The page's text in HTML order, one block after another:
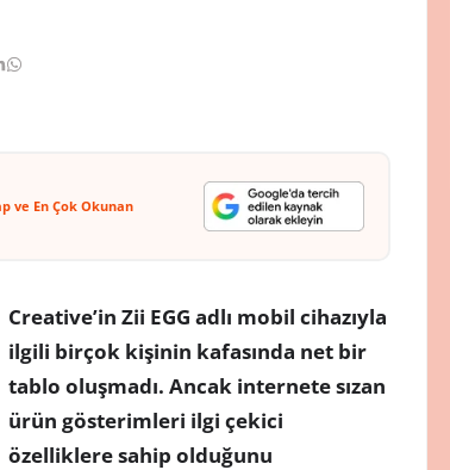
ve En Çok Okunan
Creative’in Zii EGG adlı mobil cihazıyla
ilgili birçok kişinin kafasında net bir
tablo oluşmadı. Ancak internete sızan
ürün gösterimleri ilgi çekici
özelliklere sahip olduğunu